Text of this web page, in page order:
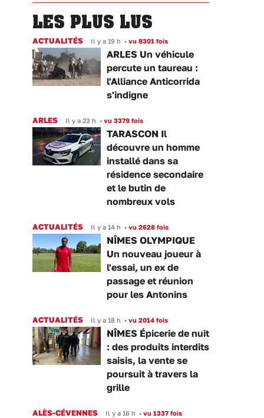
LES PLUS LUS
ACTUALITÉS Il y a 19 h • vu 8301 fois
ARLES Un véhicule
percute un taureau :
l'Alliance Anticorrida
s'indigne
ARLES Il y a 23 h • vu 3379 fois
TARASCON Il
découvre un homme
installé dans sa
résidence secondaire
et le butin de
nombreux vols
ACTUALITÉS Il y a 14 h • vu 2628 fois
NÎMES OLYMPIQUE
Un nouveau joueur à
l'essai, un ex de
passage et réunion
pour les Antonins
ACTUALITÉS Il y a 18 h • vu 2014 fois
NÎMES Épicerie de nuit
: des produits interdits
saisis, la vente se
poursuit à travers la
grille
ALÈS-CÉVENNES Il y a 16 h • vu 1337 fois